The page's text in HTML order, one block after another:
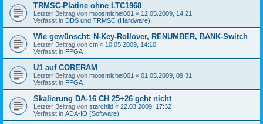
TRMSC-Platine ohne LTC1968
Letzter Beitrag von moosmichel001 « 12.05.2009, 14:21
Verfasst in DDS und TRMSC (Hardware)
Wie gewünscht: N-Key-Rollover, RENUMBER, BANK-Switch
Letzter Beitrag von cm « 10.05.2009, 14:10
Verfasst in FPGA
U1 auf CORERAM
Letzter Beitrag von moosmichel001 « 01.05.2009, 09:31
Verfasst in FPGA
Skalierung DA-16 CH 25+26 geht nicht
Letzter Beitrag von starchild « 22.03.2009, 17:32
Verfasst in ADA-IO (Software)